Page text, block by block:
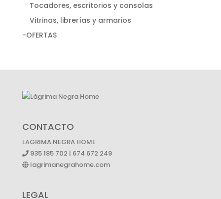
Tocadores, escritorios y consolas
Vitrinas, librerías y armarios
-OFERTAS
CONTACTO
LAGRIMA NEGRA HOME
935 185 702 | 674 672 249
lagrimanegrahome.com
LEGAL